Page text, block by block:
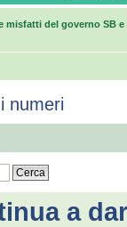
misfatti del governo SB e
numeri
a